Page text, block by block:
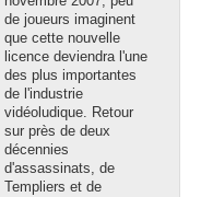
de joueurs imaginent
que cette nouvelle
licence deviendra l'une
des plus importantes
de l'industrie
vidéoludique. Retour
sur près de deux
décennies
d'assassinats, de
Templiers et de